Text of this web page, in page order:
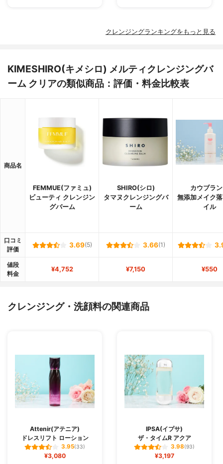
クレンジングランキングをもっと見る
KIMESHIRO(キメシロ) メルティクレンジングバ
ーム クリアの類似商品：評価・料金比較表
商品名
FEMMUE(ファミュ)
ビューティ クレンジン
グバーム
SHIRO(シロ)
タマヌクレンジングバ
ーム
カウブラ
無添加メイク
イル
口コミ
評価
3.69(5) 3.66(1)
値段
料金
¥4,752 ¥7,150 ¥550
クレンジング・洗顔料の関連商品
Attenir(アテニア)
ドレスリフト ローション
3.95(33)
¥3,080
IPSA(イプサ)
ザ・タイムR アクア
3.98(93)
¥3,197